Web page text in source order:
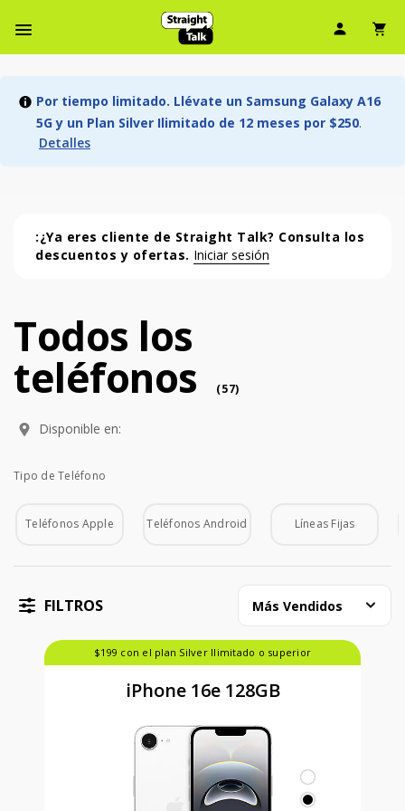
Menú de barra de navegación
Ícono
Por tiempo limitado. Llévate un Samsung Galaxy A16
5G y un Plan Silver Ilimitado de 12 meses por $250.
Detalles
:¿Ya eres cliente de Straight Talk? Consulta los
descuentos y ofertas. Iniciar sesión
Todos los teléfonos (57 phone )
Todos los
teléfonos (57)
Disponible en:
Tipo de Teléfono
Teléfonos Apple Teléfonos Android Líneas Fijas
FILTROS Más Vendidos
$199 con el plan Silver Ilimitado o superior
iPhone 16e 128GB